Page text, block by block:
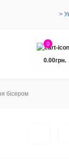
>
0
0.00грн.
бісером